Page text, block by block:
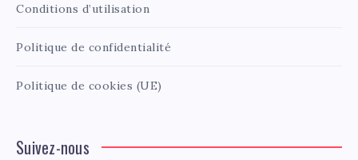
Conditions d’utilisation
Politique de confidentialité
Politique de cookies (UE)
Suivez-nous